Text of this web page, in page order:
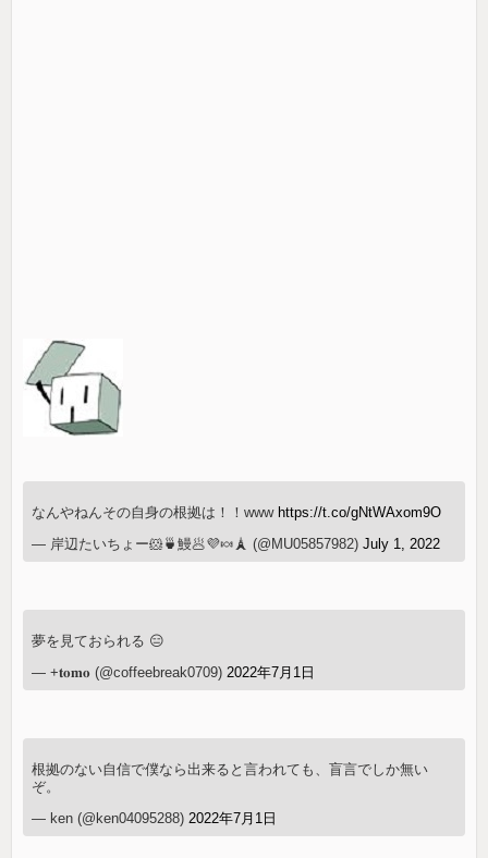
なんやねんその自身の根拠は！！www https://t.co/gNtWAxom9O
— 岸辺たいちょー🐹🍵鰻🥟💜🍬🗼 (@MU05857982)July 1, 2022
夢を見ておられる 😑
— +𝐭𝐨𝐦𝐨 (@coffeebreak0709) 2022年7月1日
根拠のない自信で僕なら出来ると言われても、盲言でしか無い
ぞ。
— ken (@ken04095288) 2022年7月1日